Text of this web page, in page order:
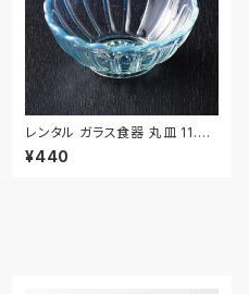
レンタル ガラス食器 丸皿 11.7c
m｜GLM121
¥440